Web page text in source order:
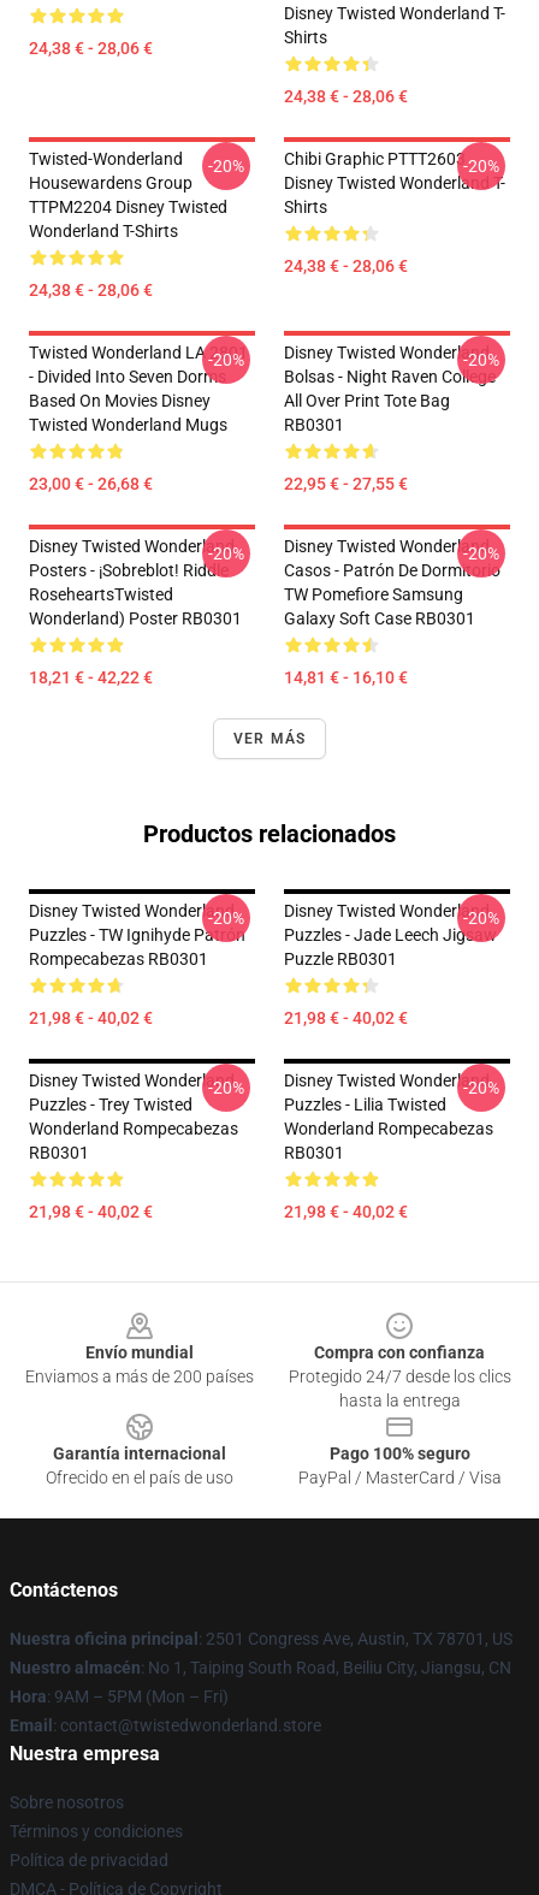
24,38 € - 28,06 €
Disney Twisted Wonderland T-
Shirts
24,38 € - 28,06 €
Twisted-Wonderland
Housewardens Group
TTPM2204 Disney Twisted
Wonderland T-Shirts
24,38 € - 28,06 €
-20%
Chibi Graphic PTTT2603
Disney Twisted Wonderland T-
Shirts
24,38 € - 28,06 €
-20%
Twisted Wonderland LA 2801
- Divided Into Seven Dorms
Based On Movies Disney
Twisted Wonderland Mugs
23,00 € - 26,68 €
-20%
Disney Twisted Wonderland
Bolsas - Night Raven College
All Over Print Tote Bag
RB0301
22,95 € - 27,55 €
-20%
Disney Twisted Wonderland
Posters - ¡Sobreblot! Riddle
RoseheartsTwisted
Wonderland) Poster RB0301
18,21 € - 42,22 €
-20%
Disney Twisted Wonderland
Casos - Patrón De Dormitorio
TW Pomefiore Samsung
Galaxy Soft Case RB0301
14,81 € - 16,10 €
-20%
VER MÁS
Productos relacionados
Disney Twisted Wonderland
Puzzles - TW Ignihyde Patrón
Rompecabezas RB0301
21,98 € - 40,02 €
-20%
Disney Twisted Wonderland
Puzzles - Jade Leech Jigsaw
Puzzle RB0301
21,98 € - 40,02 €
-20%
Disney Twisted Wonderland
Puzzles - Trey Twisted
Wonderland Rompecabezas
RB0301
21,98 € - 40,02 €
-20%
Disney Twisted Wonderland
Puzzles - Lilia Twisted
Wonderland Rompecabezas
RB0301
21,98 € - 40,02 €
-20%
Envío mundial
Enviamos a más de 200 países
Compra con confianza
Protegido 24/7 desde los clics
hasta la entrega
Garantía internacional
Ofrecido en el país de uso
Pago 100% seguro
PayPal / MasterCard / Visa
Contáctenos
Nuestra oficina principal : 2501 Congress Ave, Austin, TX 78701, US
Nuestro almacén: No 1, Taiping South Road, Beiliu City, Jiangsu, CN
Hora: 9AM – 5PM (Mon – Fri)
Email : contact@twistedwonderland.store
Nuestra empresa
Sobre nosotros
Términos y condiciones
Política de privacidad
DMCA - Política de Copyright